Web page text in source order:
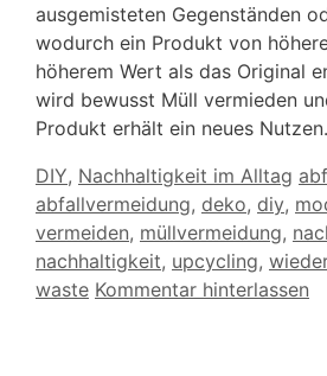
ausgemisteten Gegenständen
wodurch ein Produkt von
höherem Wert als das Original
wird bewusst Müll vermieden
Produkt erhält ein neues
Kategorien
DIY, Nachhaltigkeit im Alltag
abfallvermeidung, deko, diy,
vermeiden, müllvermeidung,
nachhaltigkeit, upcycling,
waste Kommentar hinterlassen